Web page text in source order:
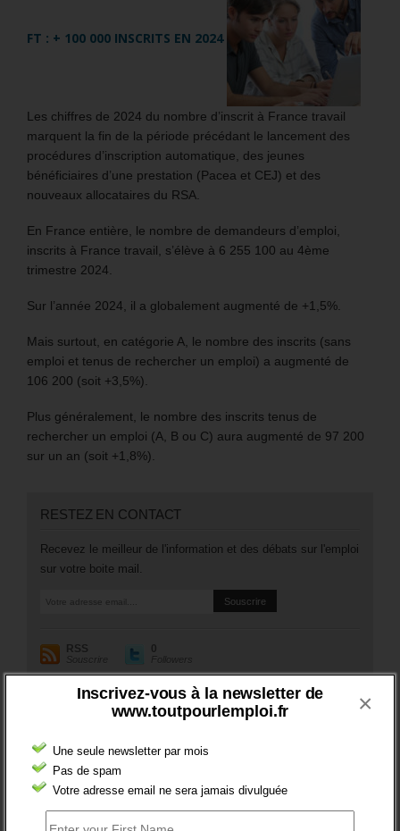
Inscrivez-vous à la newsletter de
www.toutpourlemploi.fr
Une seule newsletter par mois
Pas de spam
Votre adresse email ne sera jamais divulguée
×
FT : + 100 000 INSCRITS EN 2024
Les chiffres de 2024 du nombre d’inscrit à France travail
marquent la fin de la période précédant le lancement des
procédures d’inscription automatique, des jeunes
bénéficiaires d’une prestation (Pacea et CEJ) et des
nouveaux allocataires du RSA.
En France entière, le nombre de demandeurs d’emploi,
inscrits à France travail, s’élève à 6 255 100 au 4ème
trimestre 2024.
Sur l’année 2024, il a globalement augmenté de +1,5%.
Mais surtout, en catégorie A, le nombre des inscrits (sans
emploi et tenus de rechercher un emploi) a augmenté de
106 200 (soit +3,5%).
Plus généralement, le nombre des inscrits tenus de
rechercher un emploi (A, B ou C) aura augmenté de 97 200
sur un an (soit +1,8%).
RESTEZ EN CONTACT
Recevez le meilleur de l'information et des débats sur l'emploi
sur votre boite mail.
RSS
Souscrire
0
Followers
A PROPOS DE L’AUTEUR